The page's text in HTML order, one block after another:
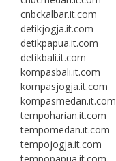
cnbckalbar.it.com
detikjogja.it.com
detikpapua.it.com
detikbali.it.com
kompasbali.it.com
kompasjogja.it.com
kompasmedan.it.com
tempoharian.it.com
tempomedan.it.com
tempojogja.it.com